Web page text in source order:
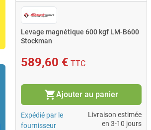
Levage magnétique 600 kgf LM-B600
Stockman
589,60 € TTC
shopping_cartAjouter au panier
Expédié par le
fournisseur
Livraison estimée
en 3-10 jours